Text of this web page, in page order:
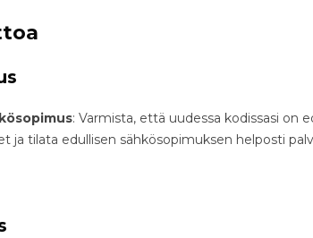
: Varmista, että uudessa kodissasi on
ja tilata edullisen sähkösopimuksen helposti